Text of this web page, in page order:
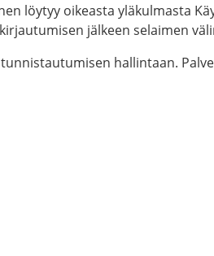
löytyy oikeasta yläkulmasta
jälkeen selaimen
hallintaan.